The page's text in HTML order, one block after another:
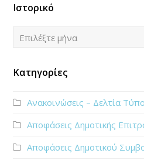
Ιστορικό
Ιστορικό
Επιλέξτε μήνα
Κατηγορίες
Ανακοινώσεις – Δελτία
Αποφάσεις Δημοτικής
Αποφάσεις Δημοτικού